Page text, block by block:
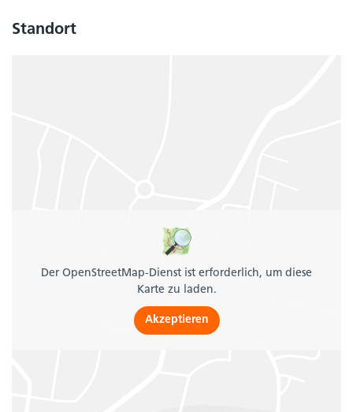
Standort
Der OpenStreetMap-Dienst ist erforderlich, um diese
Karte zu laden.
Akzeptieren